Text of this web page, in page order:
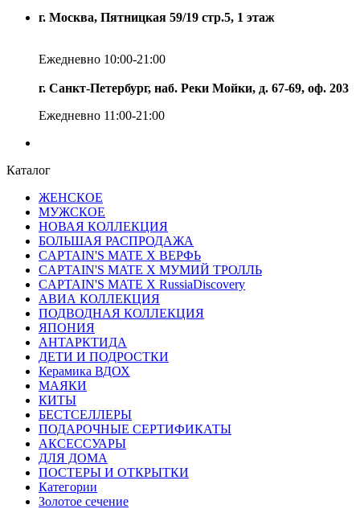
г. Москва, Пятницкая 59/19 стр.5, 1 этаж
Ежедневно 10:00-21:00
г. Санкт-Петербург, наб. Реки Мойки, д. 67-69, оф. 203
Ежедневно 11:00-21:00
Каталог
ЖЕНСКОЕ
МУЖСКОЕ
НОВАЯ КОЛЛЕКЦИЯ
БОЛЬШАЯ РАСПРОДАЖА
CAPTAIN'S MATE X ВЕРФЬ
CAPTAIN'S MATE Х МУМИЙ ТРОЛЛЬ
CAPTAIN'S MATE X RussiaDiscovery
АВИА КОЛЛЕКЦИЯ
ПОДВОДНАЯ КОЛЛЕКЦИЯ
ЯПОНИЯ
АНТАРКТИДА
ДЕТИ И ПОДРОСТКИ
Керамика ВДОХ
МАЯКИ
КИТЫ
БЕСТСЕЛЛЕРЫ
ПОДАРОЧНЫЕ СЕРТИФИКАТЫ
АКСЕССУАРЫ
ДЛЯ ДОМА
ПОСТЕРЫ И ОТКРЫТКИ
Категории
Золотое сечение